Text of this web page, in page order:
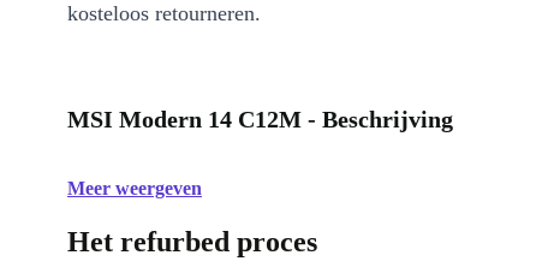
kosteloos retourneren.
MSI Modern 14 C12M - Beschrijving
Meer weergeven
Het refurbed proces